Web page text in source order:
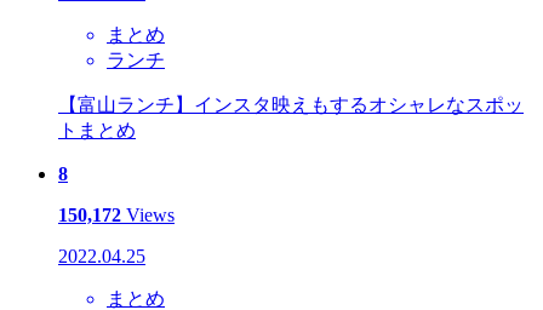
まとめ
ランチ
【富山ランチ】インスタ映えもするオシャレなスポッ
トまとめ
8
150,172 Views
2022.04.25
まとめ